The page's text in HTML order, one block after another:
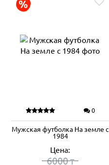
0
Мужская футболка На земле с
1984
Цена:
6000₸